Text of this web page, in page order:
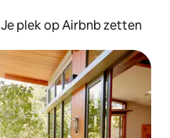
Je plek op Airbnb zetten